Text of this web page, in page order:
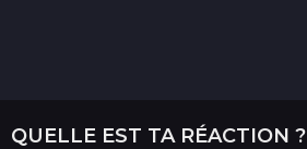
QUELLE EST TA RÉACTION ?